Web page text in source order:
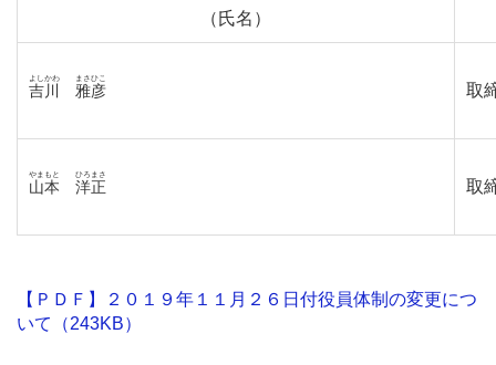
（氏名）
吉川
よしかわ
雅彦
まさひこ
取
山本
やまもと
洋
ひろ
正
まさ
取
【ＰＤＦ】２０１９年１１月２６日付役員体制の変更につ
いて（243KB）